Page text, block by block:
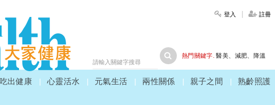
登入 註冊
熱門關鍵字. 醫美、 減肥、 降溫
吃出健康 心靈活水 元氣生活 兩性關係 親子之間 熟齡照護